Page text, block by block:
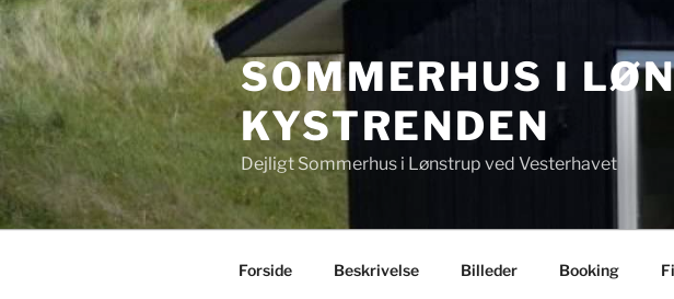
Videre
til
indhold
SOMMERHUS I
KYSTRENDEN
Dejligt Sommerhus i Lønstrup ved Vesterhavet
Forside Beskrivelse Billeder Booking